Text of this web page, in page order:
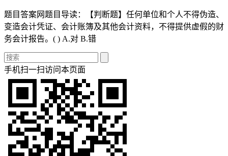
题目答案网题目导读：【判断题】任何单位和个人不得伪造、
变造会计凭证、会计账簿及其他会计资料，不得提供虚假的财
务会计报告。( ) A.对 B.错
手机扫一扫访问本页面